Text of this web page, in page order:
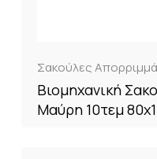
Σακούλες
Βιομηχανική
Μαύρη 10τεμ